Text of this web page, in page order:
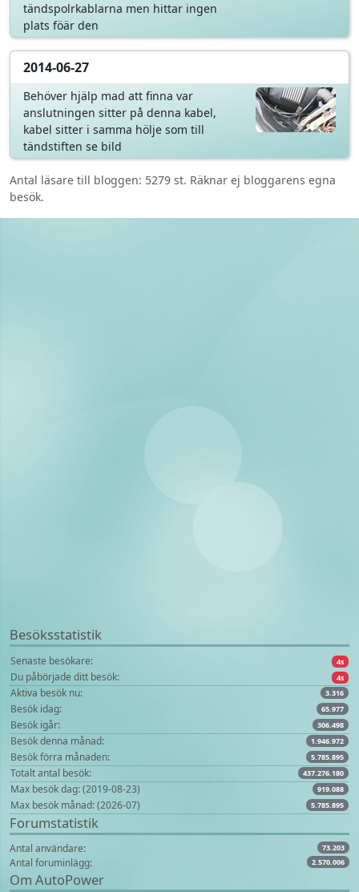
tändspolrkablarna men hittar ingen
plats föär den
2014-06-27
Behöver hjälp mad att finna var
anslutningen sitter på denna kabel,
kabel sitter i samma hölje som till
tändstiften se bild
Antal läsare till bloggen: 5279 st. Räknar ej bloggarens egna
besök.
Besöksstatistik
Senaste besökare: 4s
Du påbörjade ditt besök: 4s
Aktiva besök nu: 3.316
Besök idag: 65.977
Besök igår: 306.498
Besök denna månad: 1.946.972
Besök förra månaden: 5.785.895
Totalt antal besök: 437.276.180
Max besök dag: (2019-08-23) 919.088
Max besök månad: (2026-07) 5.785.895
Forumstatistik
Antal användare: 73.203
Antal foruminlägg: 2.570.006
Om AutoPower